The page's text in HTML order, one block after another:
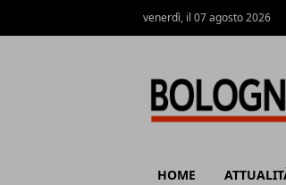
venerdì, il 07 agosto 2026
HOME